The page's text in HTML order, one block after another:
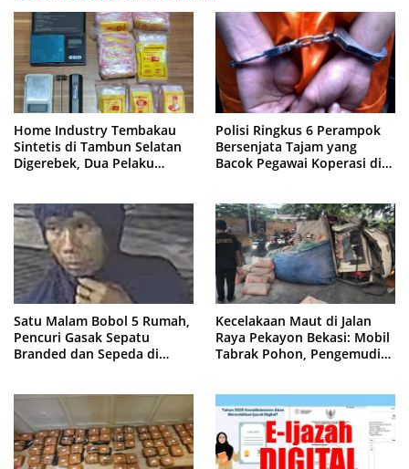
Home Industry Tembakau
Sintetis di Tambun Selatan
Digerebek, Dua Pelaku
Polisi Ringkus 6 Perampok
Bersenjata Tajam yang
Bacok Pegawai Koperasi di
Satu Malam Bobol 5 Rumah,
Pencuri Gasak Sepatu
Branded dan Sepeda di
Kecelakaan Maut di Jalan
Raya Pekayon Bekasi: Mobil
Tabrak Pohon, Pengemudi